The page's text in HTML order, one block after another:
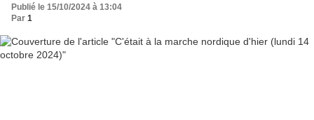
Publié le 15/10/2024 à 13:04
Par 1